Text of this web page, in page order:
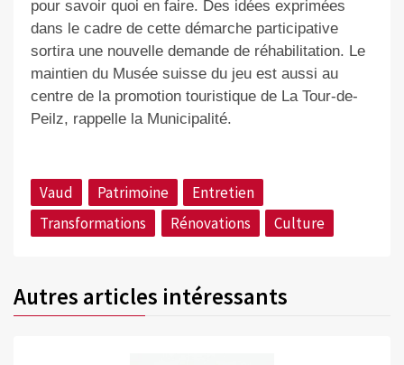
pour savoir quoi en faire. Des idées exprimées
dans le cadre de cette démarche participative
sortira une nouvelle demande de réhabilitation. Le
maintien du Musée suisse du jeu est aussi au
centre de la promotion touristique de La Tour-de-
Peilz, rappelle la Municipalité.
Vaud Patrimoine
Entretien
Transformations
Rénovations Culture
Autres articles intéressants